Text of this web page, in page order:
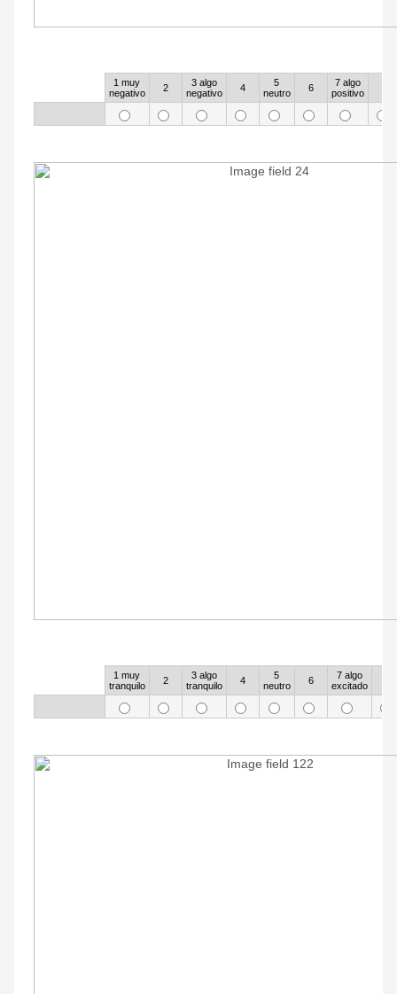
1 muy
negativo
2
3 algo
negativo
4
5
neutro
6
7 algo
positivo
1 muy
tranquilo
2
3 algo
tranquilo
4
5
neutro
6
7 algo
excitado